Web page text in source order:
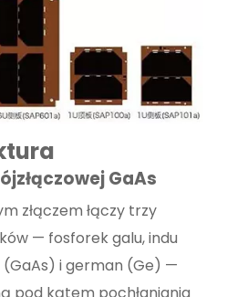
GaAs
złączem łączy trzy
— fosforek galu, indu
(GaAs) i german (Ge) —
pod kątem pochłaniania